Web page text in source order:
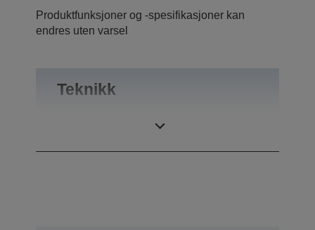
Produktfunksjoner og -spesifikasjoner kan
endres uten varsel
Teknikk